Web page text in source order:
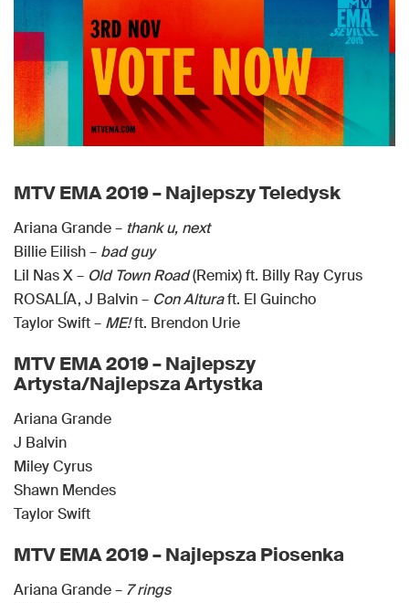
MTV EMA 2019 – Najlepszy Teledysk
Ariana Grande – thank u, next
Billie Eilish – bad guy
Lil Nas X – Old Town Road(Remix) ft. Billy Ray Cyrus
ROSALÍA, J Balvin – Con Alturaft. El Guincho
Taylor Swift – ME!ft. Brendon Urie
MTV EMA 2019 – Najlepszy
Artysta/Najlepsza Artystka
Ariana Grande
J Balvin
Miley Cyrus
Shawn Mendes
Taylor Swift
MTV EMA 2019 – Najlepsza Piosenka
Ariana Grande – 7 rings